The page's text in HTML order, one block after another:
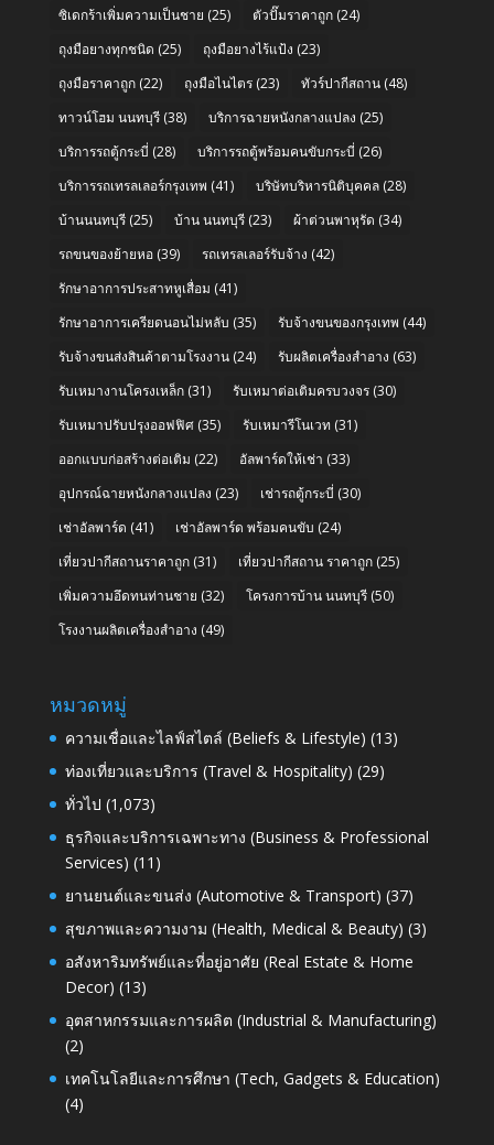
ซิเดกร้าเพิ่มความเป็นชาย (25) ตัวปั๊มราคาถูก(24)
ถุงมือยางทุกชนิด (25) ถุงมือยางไร้แป้ง (23)
ถุงมือราคาถูก(22) ถุงมือไนไตร(23) ทัวร์ปากีสถาน(48)
ทาวน์โฮม นนทบุรี(38) บริการฉายหนังกลางแปลง (25)
บริการรถตู้กระบี่ (28) บริการรถตู้พร้อมคนขับกระบี่ (26)
บริการรถเทรลเลอร์กรุงเทพ (41) บริษัทบริหารนิติบุคคล(28)
บ้านนนทบุรี(25) บ้าน นนทบุรี(23) ผ้าต่วนพาหุรัด (34)
รถขนของย้ายหอ(39) รถเทรลเลอร์รับจ้าง (42)
รักษาอาการประสาทหูเสื่อม (41)
รักษาอาการเครียดนอนไม่หลับ (35) รับจ้างขนของกรุงเทพ (44)
รับจ้างขนส่งสินค้าตามโรงงาน(24) รับผลิตเครื่องสำอาง (63)
รับเหมางานโครงเหล็ก(31) รับเหมาต่อเติมครบวงจร(30)
รับเหมาปรับปรุงออฟฟิศ(35) รับเหมารีโนเวท (31)
ออกแบบก่อสร้างต่อเติม (22) อัลพาร์ดให้เช่า (33)
อุปกรณ์ฉายหนังกลางแปลง (23) เช่ารถตู้กระบี่ (30)
เช่าอัลพาร์ด (41) เช่าอัลพาร์ด พร้อมคนขับ (24)
เที่ยวปากีสถานราคาถูก(31) เที่ยวปากีสถาน ราคาถูก(25)
เพิ่มความอึดทนท่านชาย (32) โครงการบ้าน นนทบุรี(50)
โรงงานผลิตเครื่องสำอาง (49)
หมวดหมู่
ความเชื่อและไลฟ์สไตล์ (Beliefs & Lifestyle) (13)
ท่องเที่ยวและบริการ (Travel & Hospitality) (29)
ทั่วไป (1,073)
ธุรกิจและบริการเฉพาะทาง (Business & Professional
Services) (11)
ยานยนต์และขนส่ง (Automotive & Transport) (37)
สุขภาพและความงาม (Health, Medical & Beauty) (3)
อสังหาริมทรัพย์และที่อยู่อาศัย (Real Estate & Home
Decor) (13)
อุตสาหกรรมและการผลิต (Industrial & Manufacturing)
(2)
เทคโนโลยีและการศึกษา (Tech, Gadgets & Education)
(4)